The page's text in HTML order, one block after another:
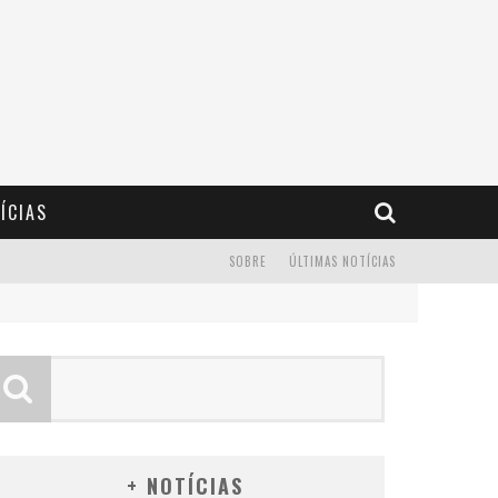
ÚLTIMAS NOTÍCIAS
SOBRE
+ NOTÍCIAS